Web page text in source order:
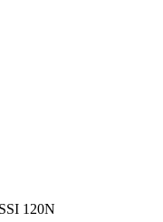
120N